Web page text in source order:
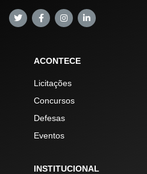
ACONTECE
Licitações
Concursos
Defesas
Eventos
INSTITUCIONAL